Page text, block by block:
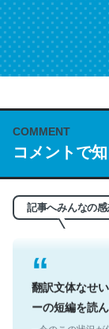
COMMENT
コメントで
記事へみんなの
これは名文。
う。英語少し
れ好き。
─今のこの状況が
翻訳文体なせ
ーの短編を読